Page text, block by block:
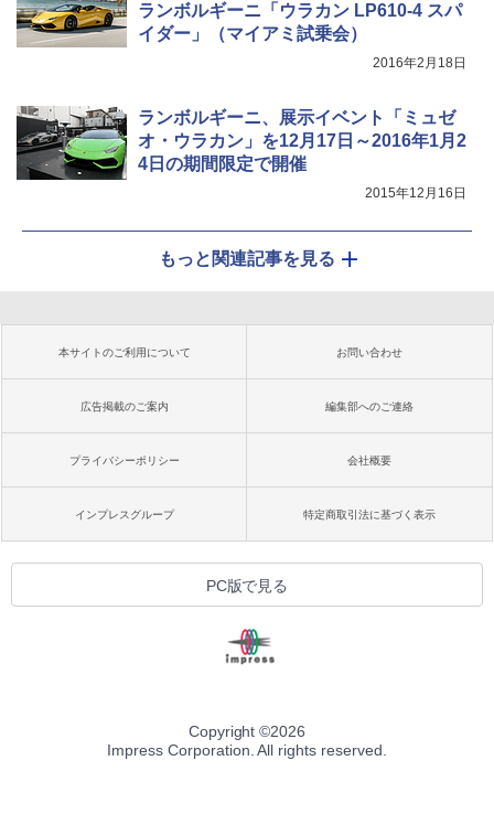
ランボルギーニ「ウラカン LP610-4 スパ
イダー」（マイアミ試乗会）
2016年2月18日
ランボルギーニ、展示イベント「ミュゼ
オ・ウラカン」を12月17日～2016年1月2
4日の期間限定で開催
2015年12月16日
もっと関連記事を見る
本サイトのご利用について お問い合わせ
広告掲載のご案内 編集部へのご連絡
プライバシーポリシー 会社概要
インプレスグループ 特定商取引法に基づく表示
PC版で見る
Copyright ©2026
Impress Corporation. All rights reserved.